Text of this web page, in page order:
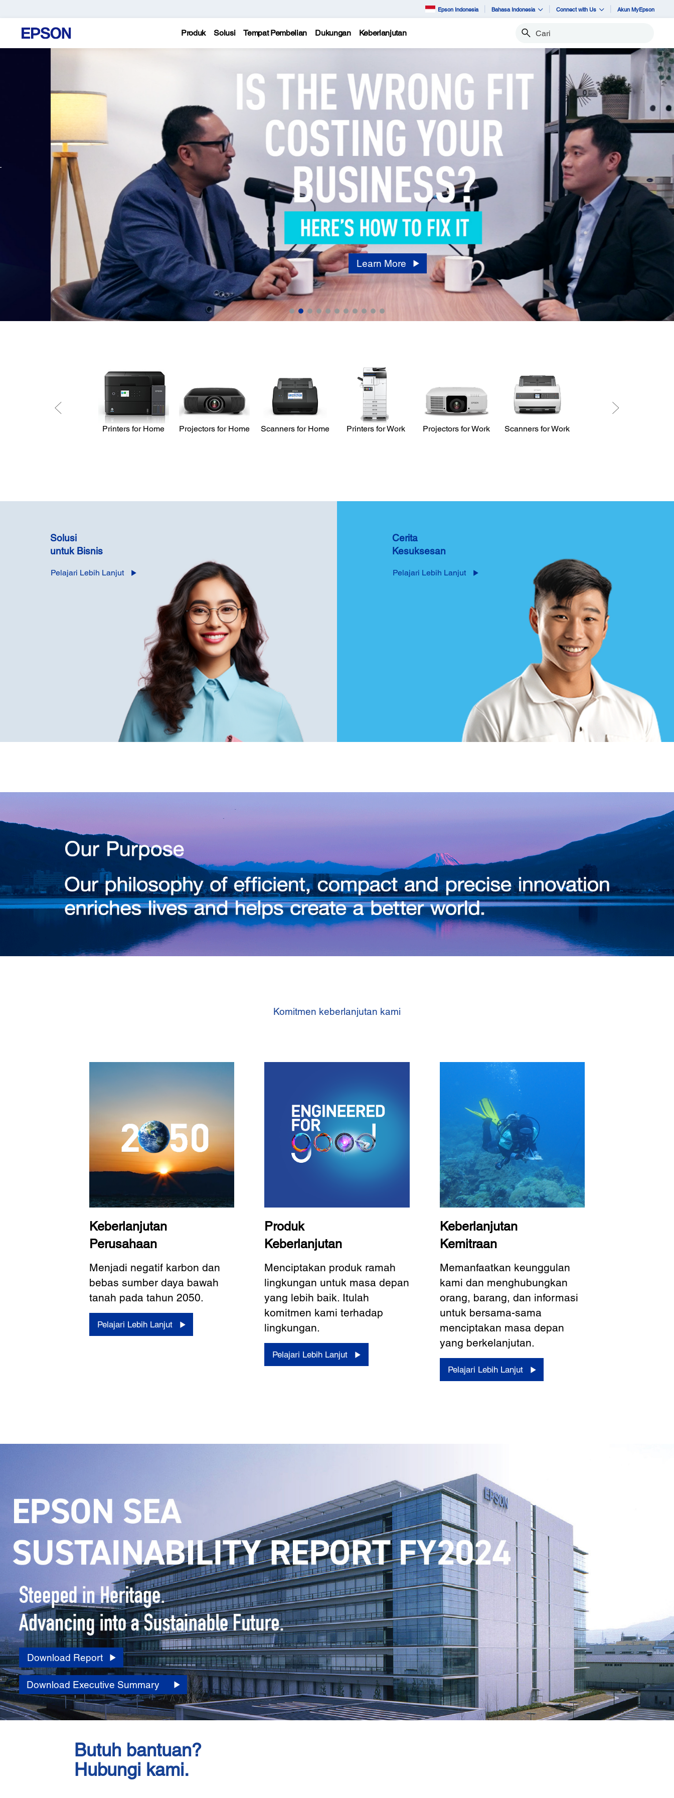
Epson Indonesia Bahasa Indonesia Connect with Us Akun MyEpson
Produk Solusi Tempat Pembelian Dukungan Keberlanjutan Cari
Learn More
Printers for Home Projectors for Home Scanners for Home Printers for Work Projectors for Work Scanners for Work
Solusi
untuk Bisnis
Pelajari Lebih Lanjut
Cerita
Kesuksesan
Pelajari Lebih Lanjut
Komitmen keberlanjutan kami
Keberlanjutan
Perusahaan
Menjadi negatif karbon dan
bebas sumber daya bawah
tanah pada tahun 2050.
Pelajari Lebih Lanjut
Produk
Keberlanjutan
Menciptakan produk ramah
lingkungan untuk masa depan
yang lebih baik. Itulah
komitmen kami terhadap
lingkungan.
Pelajari Lebih Lanjut
Keberlanjutan
Kemitraan
Memanfaatkan keunggulan
kami dan menghubungkan
orang, barang, dan informasi
untuk bersama-sama
menciptakan masa depan
yang berkelanjutan.
Pelajari Lebih Lanjut
Download Report
Download Executive Summary
Butuh bantuan?
Hubungi kami.